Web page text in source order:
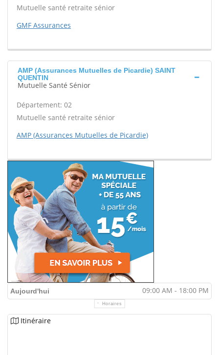
Mutuelle santé retraite sénior
GMF Assurances
AMP (Assurances Mutuelles de Picardie) SAINT
QUENTIN
Mutuelle Santé Sénior
Département: 02
Mutuelle santé retraite sénior
AMP (Assurances Mutuelles de Picardie)
Aujourd'hui 09:00 AM - 18:00 PM
Horaires
Itinéraire